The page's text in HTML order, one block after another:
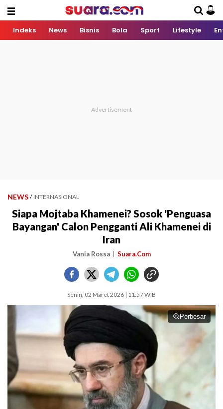
Indeks News Bisnis Bola Sport Lifestyle
NEWS / INTERNASIONAL
Siapa Mojtaba Khamenei? Sosok 'Penguasa
Bayangan' Calon Pengganti Ali Khamenei di
Iran
Vania Rossa Suara.Com
Senin, 02 Maret 2026 | 11:57 WIB
Perbesar